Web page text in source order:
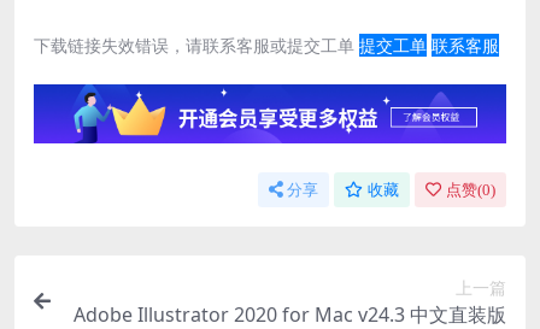
下载链接失效错误，请联系客服或提交工单 提交工单 联系客服
分享 收藏 点赞(0)
上一篇
Adobe Illustrator 2020 for Mac v24.3 中文直装版